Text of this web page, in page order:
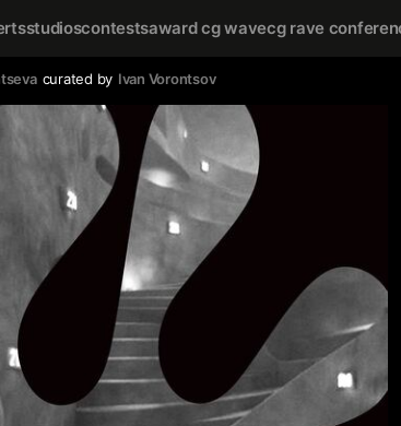
studioscontestsaward cg wavecg rave
curated by Ivan Vorontsov